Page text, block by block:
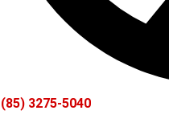
(85) 3275-5040